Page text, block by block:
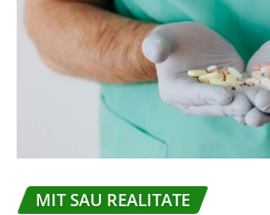
MIT SAU REALITATE